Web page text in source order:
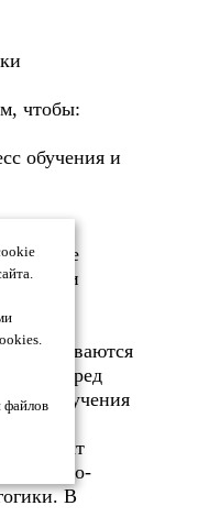
чтобы:
обучения и
новые
учитываются
перед
изучения
объект
научно-
В
файлов